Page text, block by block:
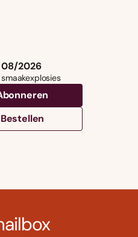
08/2026
Bestellen